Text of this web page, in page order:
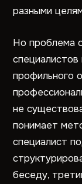
разными
Но проблема
профильного
не
понимает
специалист
беседу,